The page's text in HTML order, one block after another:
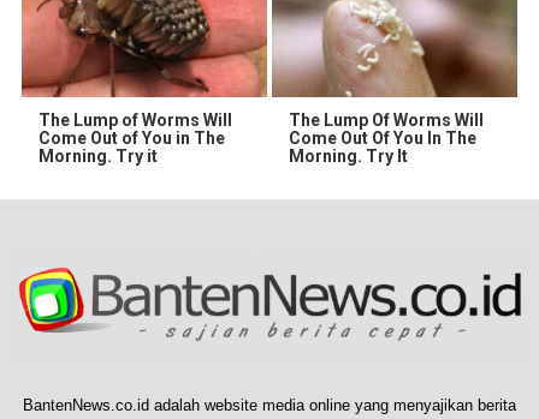
The Lump of Worms Will
Come Out of You in The
Morning. Try it
The Lump Of Worms Will
Come Out Of You In The
Morning. Try It
BantenNews.co.id adalah website media online yang menyajikan berita